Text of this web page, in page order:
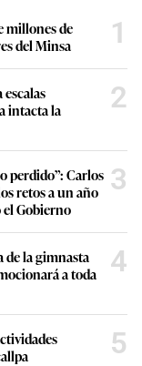
millones de
del Minsa
1
intacta la
2
perdido”: Carlos
retos a un año
el Gobierno
3
de la gimnasta
a toda
4
5